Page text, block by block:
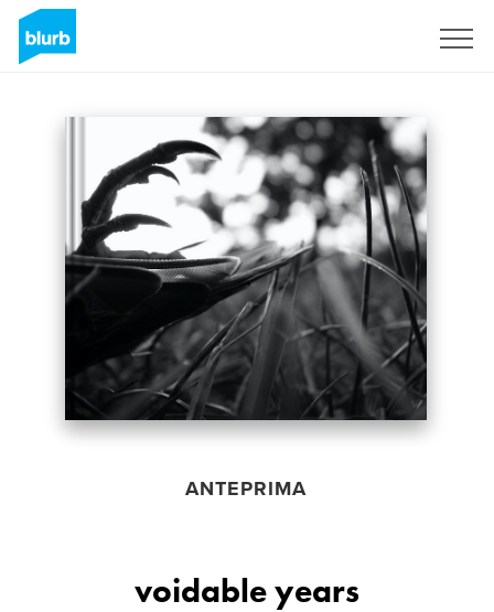
ANTEPRIMA
voidable years